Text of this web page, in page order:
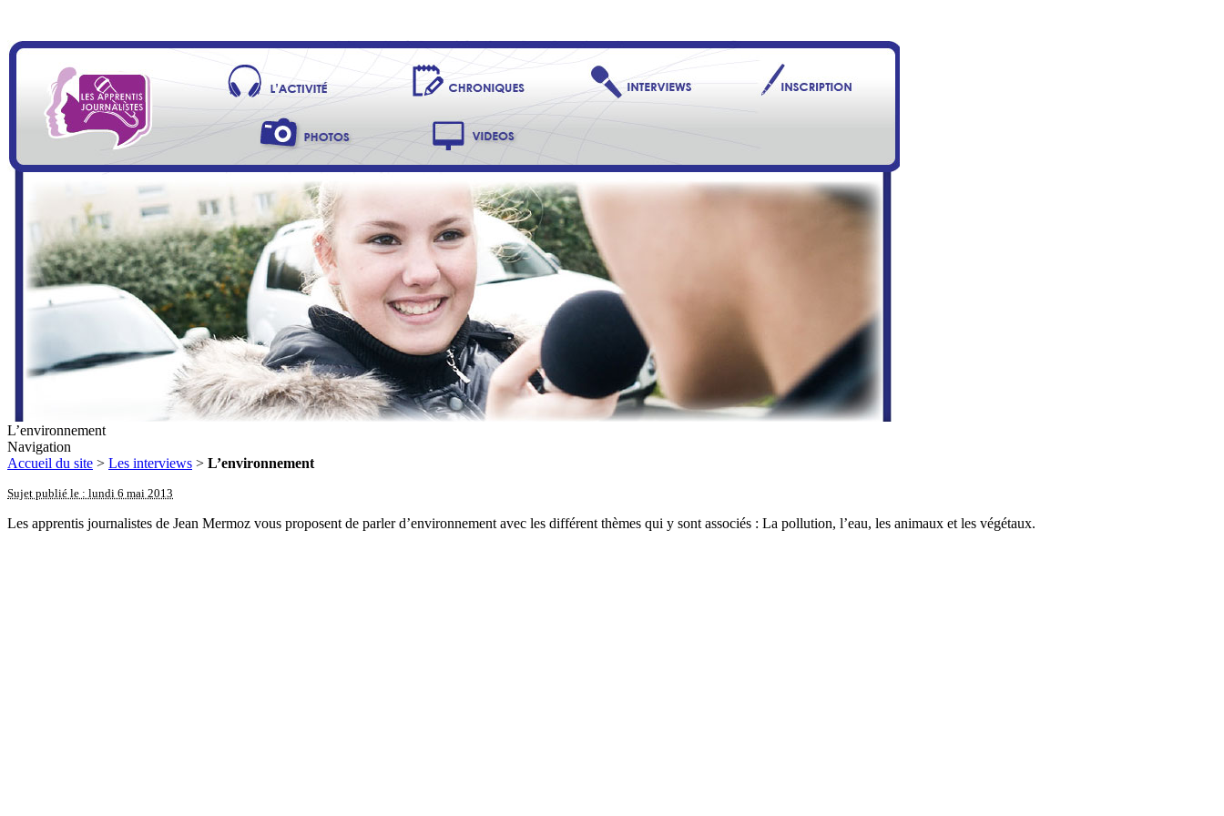
L’environnement
Navigation
Accueil du site > Les interviews > L’environnement
Sujet publié le : lundi 6 mai 2013
Les apprentis journalistes de Jean Mermoz vous proposent de parler d’environnement avec les différent thèmes qui y sont associés : La pollution, l’eau, les animaux et les végétaux.